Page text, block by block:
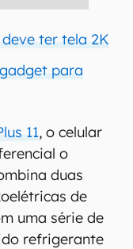
ter tela 2K
para
11, o celular
o
duas
de
uma série de
refrigerante